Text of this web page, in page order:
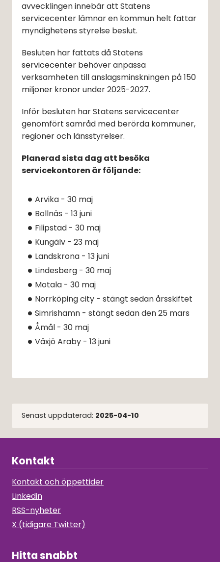
avvecklingen innebär att Statens
servicecenter lämnar en kommun helt fattar
myndighetens styrelse beslut.
Besluten har fattats då Statens
servicecenter behöver anpassa
verksamheten till anslagsminskningen på 150
miljoner kronor under 2025-2027.
Inför besluten har Statens servicecenter
genomfört samråd med berörda kommuner,
regioner och länsstyrelser.
Planerad sista dag att besöka
servicekontoren är följande:
Arvika - 30 maj
Bollnäs - 13 juni
Filipstad - 30 maj
Kungälv - 23 maj
Landskrona - 13 juni
Lindesberg - 30 maj
Motala - 30 maj
Norrköping city - stängt sedan årsskiftet
Simrishamn - stängt sedan den 25 mars
Åmål - 30 maj
Växjö Araby - 13 juni
Senast uppdaterad: 2025-04-10
Kontakt
Kontakt och öppettider
Linkedin
RSS-nyheter
X (tidigare Twitter)
Hitta snabbt